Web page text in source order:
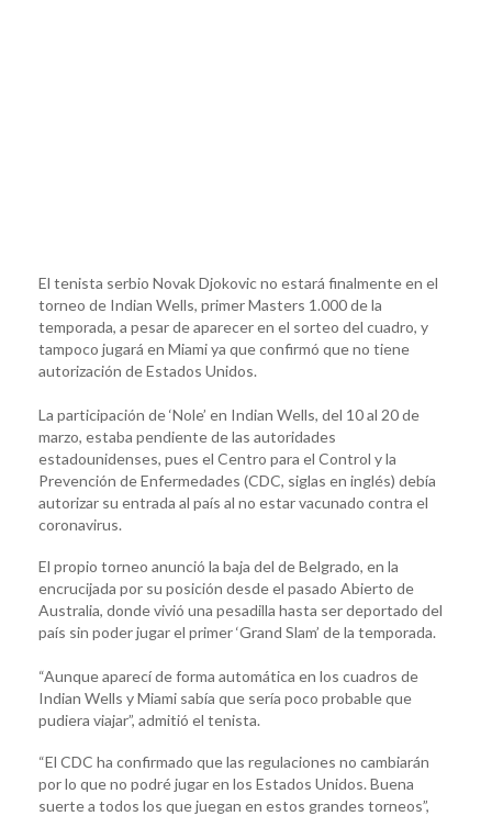
El tenista serbio Novak Djokovic no estará finalmente en el
torneo de Indian Wells, primer Masters 1.000 de la
temporada, a pesar de aparecer en el sorteo del cuadro, y
tampoco jugará en Miami ya que confirmó que no tiene
autorización de Estados Unidos.
La participación de ‘Nole’ en Indian Wells, del 10 al 20 de
marzo, estaba pendiente de las autoridades
estadounidenses, pues el Centro para el Control y la
Prevención de Enfermedades (CDC, siglas en inglés) debía
autorizar su entrada al país al no estar vacunado contra el
coronavirus.
El propio torneo anunció la baja del de Belgrado, en la
encrucijada por su posición desde el pasado Abierto de
Australia, donde vivió una pesadilla hasta ser deportado del
país sin poder jugar el primer ‘Grand Slam’ de la temporada.
“Aunque aparecí de forma automática en los cuadros de
Indian Wells y Miami sabía que sería poco probable que
pudiera viajar”, admitió el tenista.
“El CDC ha confirmado que las regulaciones no cambiarán
por lo que no podré jugar en los Estados Unidos. Buena
suerte a todos los que juegan en estos grandes torneos”,